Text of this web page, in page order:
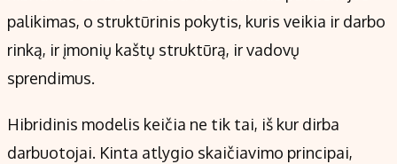
palikimas, o struktūrinis pokytis, kuris veikia ir darbo
rinką, ir įmonių kaštų struktūrą, ir vadovų
sprendimus.
Hibridinis modelis keičia ne tik tai, iš kur dirba
darbuotojai. Kinta atlygio skaičiavimo principai,